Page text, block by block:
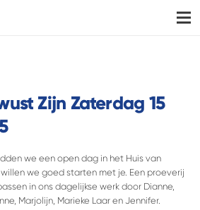
Zijn Zaterdag 15
we een open dag in het Huis van
we goed starten met je. Een proeverij
in ons dagelijkse werk door Dianne,
Marjolijn, Marieke Laar en Jennifer.